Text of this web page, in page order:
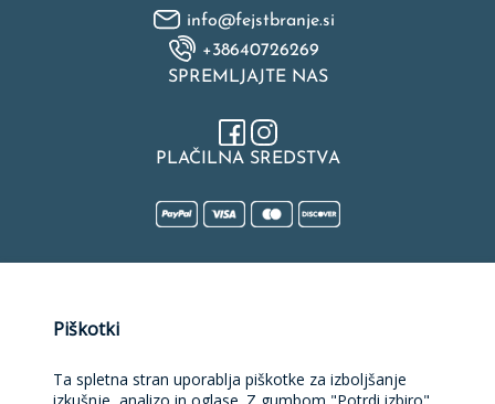
info@fejstbranje.si
+38640726269
SPREMLJAJTE NAS
PLAČILNA SREDSTVA
platforme in mobilne aplikacije sofinancirata Republika Slovenija
marketing.
Piškotki
Ta spletna stran uporablja piškotke za izboljšanje